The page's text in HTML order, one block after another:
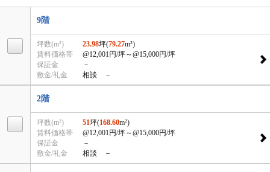
9階
坪数(m²) 23.98坪(79.27m²)
賃料価格帯
@12,001円/坪～@15,000円/坪
保証金
－
敷金/礼金
相談 －
2階
坪数(m²) 51坪(168.60m²)
賃料価格帯
@12,001円/坪～@15,000円/坪
保証金
－
敷金/礼金
相談 －